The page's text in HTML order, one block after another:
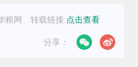
粮网 转载链接:点击查看
分享：